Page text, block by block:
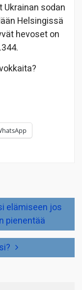
Ukrainan sodan
Helsingissä
hevoset on
elämiseen jos
pienentää